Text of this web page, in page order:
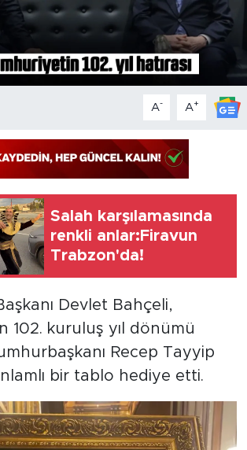
A- A+
Salah karşılamasında
renkli anlar:Firavun
Trabzon'da!
Devlet Bahçeli,
102. kuruluş yıl dönümü
Recep Tayyip
bir tablo hediye etti.